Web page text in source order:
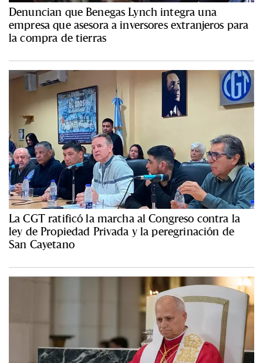
Denuncian que Benegas Lynch integra una
empresa que asesora a inversores extranjeros para
la compra de tierras
La CGT ratificó la marcha al Congreso contra la
ley de Propiedad Privada y la peregrinación de
San Cayetano